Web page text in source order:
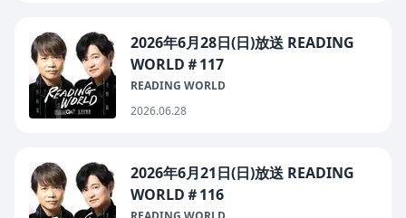
2026年6月28日(日)放送 READING
WORLD＃117
READING WORLD
2026.06.28
2026年6月21日(日)放送 READING
WORLD＃116